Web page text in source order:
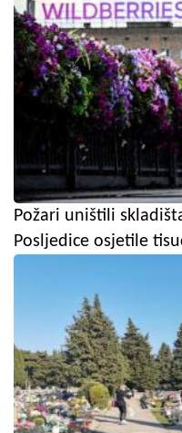
Požari uništili
Posljedice osjetile